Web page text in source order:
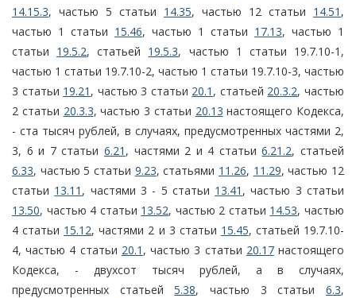
14.15.3, частью 5 статьи 14.35, частью 12 статьи 14.51 ,
частью 1 статьи 15.46, частью 1 статьи 17.13, частью 1
статьи 19.5.2, статьей 19.5.3, частью 1 статьи 19.7.10-1,
частью 1 статьи 19.7.10-2, частью 1 статьи 19.7.10-3, частью
3 статьи 19.21 , частью 3 статьи 20.1 , статьей 20.3.2, частью
2 статьи 20.3.3, частью 3 статьи 20.13 настоящего Кодекса,
- ста тысяч рублей, в случаях, предусмотренных частями 2,
3, 6 и 7 статьи 6.21 , частями 2 и 4 статьи6.21.2, статьей
6.33, частью 5 статьи 9.23, статьями 11.26, 11.29, частью 12
статьи 13.11 , частями 3 - 5 статьи 13.41 , частью 3 статьи
13.50, частью 4 статьи 13.52, частью 2 статьи 14.53, частью
4 статьи 15.12, частями 2 и 3 статьи 15.45, статьей 19.7.10-
4, частью 4 статьи 20.1 , частью 3 статьи 20.17настоящего
Кодекса, - двухсот тысяч рублей, а в случаях,
предусмотренных статьей5.38, частью 3 статьи6.3,